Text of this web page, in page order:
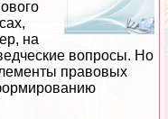
на
вопросы. Но
правовых